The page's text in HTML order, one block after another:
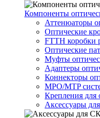
Компоненты
Аттенюаторы
Оптические
FTTH коробки
Оптические
Муфты
Адаптеры
Коннекторы
MPO/MTP
Крепления для
Аксессуары